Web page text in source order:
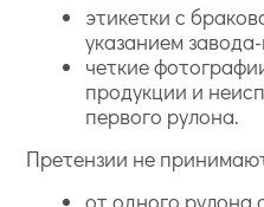
этикетки с
указанием
четкие
продукции и
первого рулона.
Претензии не
от одного рулона